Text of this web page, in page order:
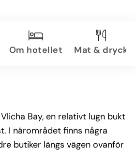
Om hotellet Mat & dryck
Bay, en relativt lugn bukt
I närområdet finns några
butiker längs vägen ovanför